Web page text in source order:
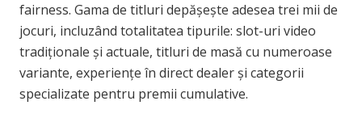
fairness. Gama de titluri depășește adesea trei mii de
jocuri, incluzând totalitatea tipurile: slot-uri video
tradiționale și actuale, titluri de masă cu numeroase
variante, experiențe în direct dealer și categorii
specializate pentru premii cumulative.